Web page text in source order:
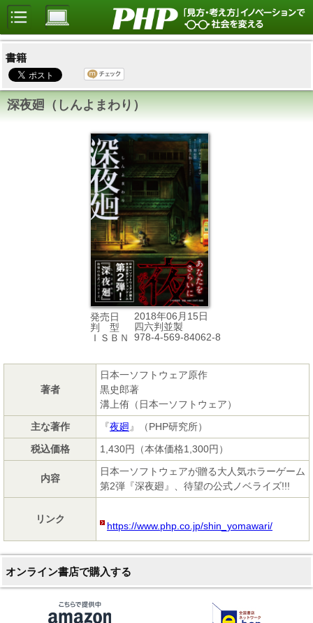
書籍
深夜廻（しんよまわり）
発売日
2018年06月15日
判 型
四六判並製
ＩＳＢＮ
978-4-569-84062-8
著者
日本一ソフトウェア原作
黒史郎著
溝上侑（日本一ソフトウェア）
主な著作
『夜廻』（PHP研究所）
税込価格
1,430円（本体価格1,300円）
内容
日本一ソフトウェアが贈る大人気ホラーゲーム
第2弾『深夜廻』、待望の公式ノベライズ!!!
リンク
https://www.php.co.jp/shin_yomawari/
オンライン書店で購入する